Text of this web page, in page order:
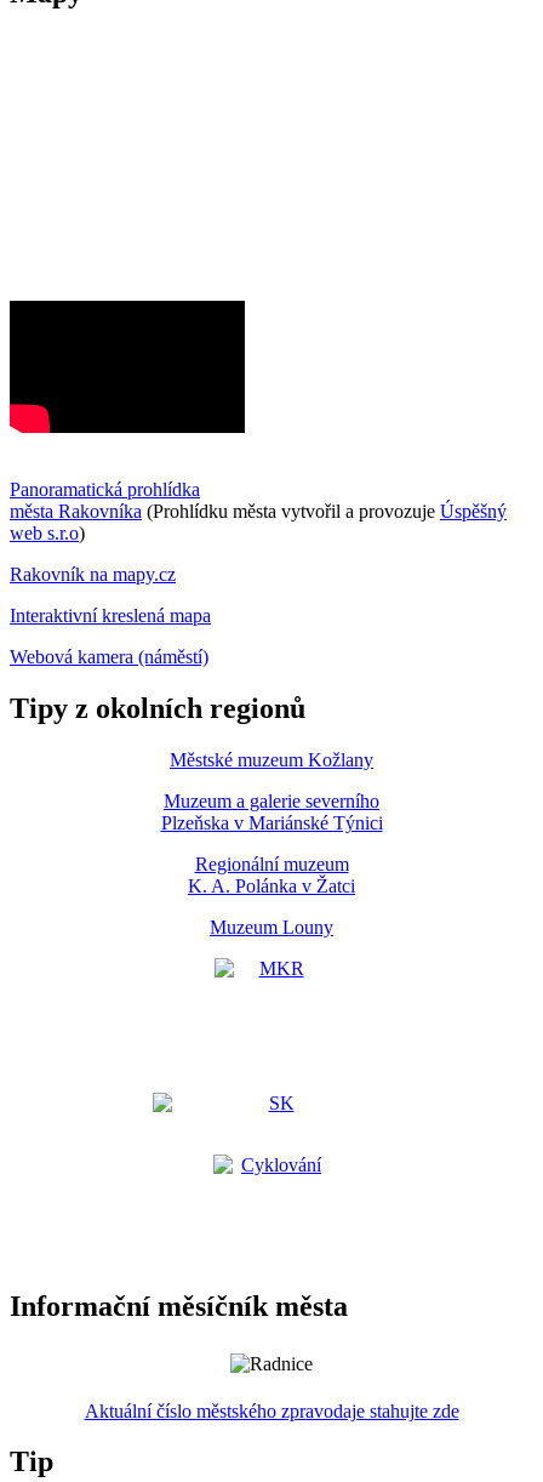
Panoramatická prohlídka
města Rakovníka (Prohlídku města vytvořil a provozuje Úspěšný
web s.r.o)
Rakovník na mapy.cz
Interaktivní kreslená mapa
Webová kamera (náměstí)
Tipy z okolních regionů
Městské muzeum Kožlany
Muzeum a galerie severního
Plzeňska v Mariánské Týnici
Regionální muzeum
K. A. Polánka v Žatci
Muzeum Louny
Informační měsíčník města
Aktuální číslo městského zpravodaje stahujte zde
Tip